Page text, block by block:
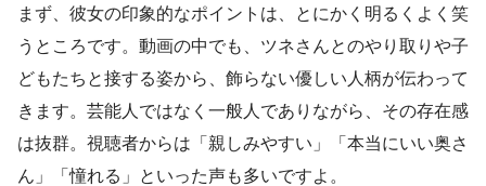
まず、彼女の印象的なポイントは、とにかく明るくよく笑
うところです。動画の中でも、ツネさんとのやり取りや子
どもたちと接する姿から、飾らない優しい人柄が伝わって
きます。芸能人ではなく一般人でありながら、その存在感
は抜群。視聴者からは「親しみやすい」「本当にいい奥さ
ん」「憧れる」といった声も多いですよ。